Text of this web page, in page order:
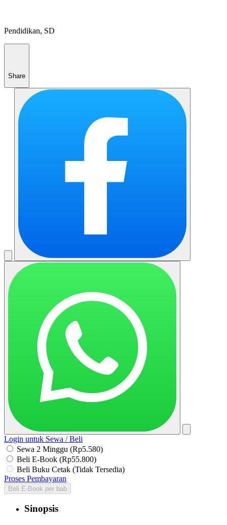
Pendidikan, SD
Share
Login untuk Sewa / Beli
Sewa 2 Minggu (Rp5.580)
Beli E-Book (Rp55.800)
Beli Buku Cetak (Tidak Tersedia)
Proses Pembayaran
Beli E-Book per bab
Sinopsis